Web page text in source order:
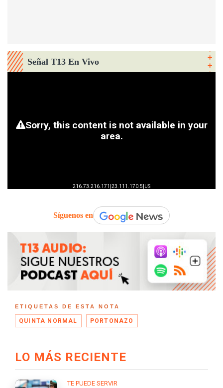
Señal T13 En Vivo
Síguenos en
ETIQUETAS DE ESTA NOTA
QUINTA NORMAL PORTONAZO
LO MÁS RECIENTE
TE PUEDE SERVIR